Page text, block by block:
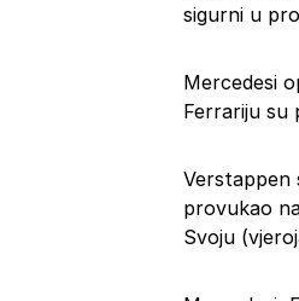
sigurni u
Mercedesi
Ferrariju su
Verstappen
provukao
Svoju